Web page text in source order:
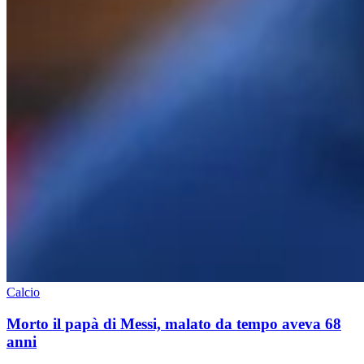
Calcio
Morto il papà di Messi, malato da tempo aveva 68
anni